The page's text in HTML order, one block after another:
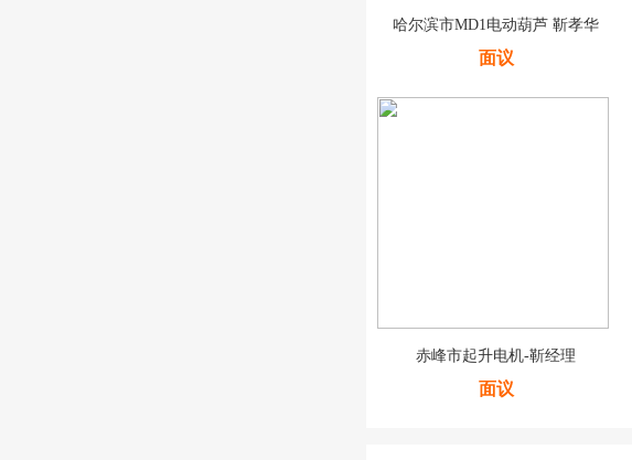
哈尔滨市MD1电动葫芦 靳孝华
面议
赤峰市起升电机-靳经理
面议